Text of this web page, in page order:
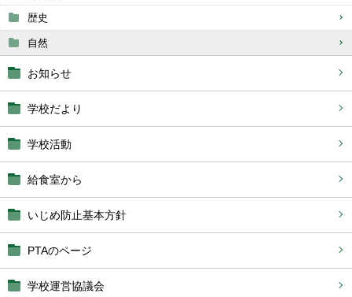
歴史
自然
お知らせ
学校だより
学校活動
給食室から
いじめ防止基本方針
PTAのページ
学校運営協議会